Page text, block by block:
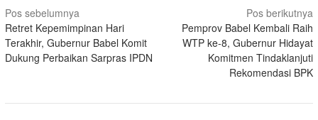
Navigasi
pos
Pos sebelumnya
Retret Kepemimpinan Hari
Terakhir, Gubernur Babel Komit
Dukung Perbaikan Sarpras IPDN
Pos berikutnya
Pemprov Babel Kembali Raih
WTP ke-8, Gubernur Hidayat
Komitmen Tindaklanjuti
Rekomendasi BPK